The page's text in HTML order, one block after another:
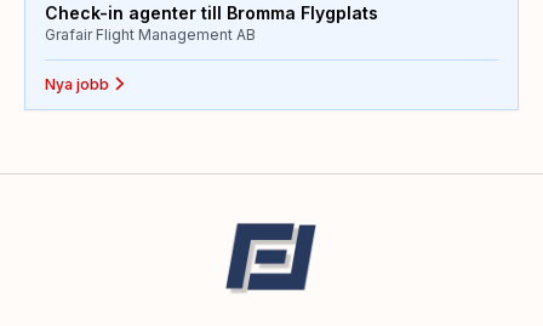
Check-in agenter till Bromma Flygplats
Grafair Flight Management AB
Nya jobb